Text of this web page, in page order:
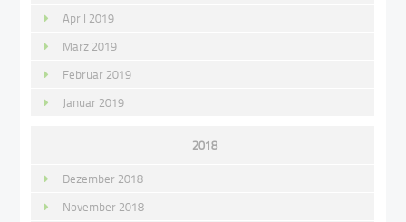
April 2019
März 2019
Februar 2019
Januar 2019
2018
Dezember 2018
November 2018